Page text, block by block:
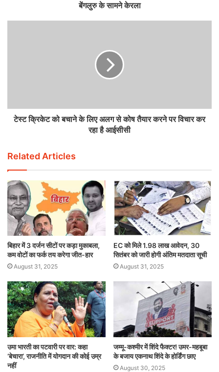
बेंगलुरु के सामने केरला
टेस्ट क्रिकेट को बचाने के लिए अलग से कोष तैयार करने पर विचार कर
रहा है आईसीसी
Related Articles
बिहार में 3 दर्जन सीटों पर कड़ा मुकाबला,
कम वोटों का फर्क तय करेगा जीत-हार
August 31, 2025
EC को मिले 1.98 लाख आवेदन, 30
सितंबर को जारी होगी अंतिम मतदाता सूची
August 31, 2025
उमा भारती का पटवारी पर वार: कहा
‘बेचारा’, राजनीति में योगदान की कोई उम्र
नहीं
जम्मू-कश्मीर में शिंदे फैक्टर! उमर-महबूबा
के बजाय एकनाथ शिंदे के होर्डिंग छाए
August 30, 2025